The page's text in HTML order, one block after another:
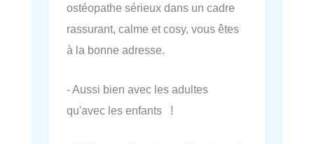
ostéopathe sérieux dans un cadre
rassurant, calme et cosy, vous êtes
à la bonne adresse.
- Aussi bien avec les adultes
qu'avec les enfants !